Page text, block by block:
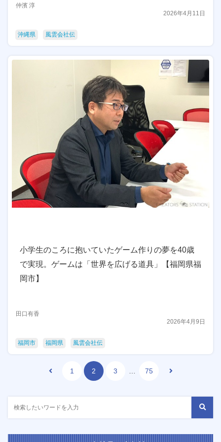
仲濱 淳
2026年4月11日
沖縄県 風雲会社伝
小学生のころに抱いていたゲーム作りの夢を40歳
で実現。ゲームは「世界を広げる道具」【福岡県福
岡市】
田口有香
2026年4月9日
福岡市 福岡県 風雲会社伝
1 2 3 75